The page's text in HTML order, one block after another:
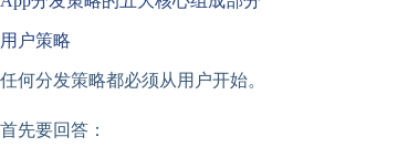
用户策略
任何分发策略都必须从用户开始。
首先要回答：